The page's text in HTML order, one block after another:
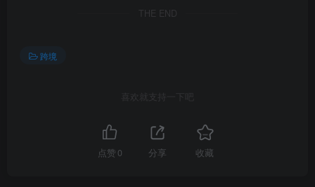
THE END
跨境
喜欢就支持一下吧
点赞 0 分享 收藏